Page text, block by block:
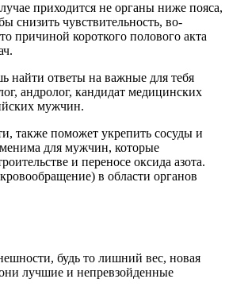
приходится не органы ниже пояса,
снизить чувствительность, во-
причиной короткого полового акта
найти ответы на важные для тебя
андролог, кандидат медицинских
мужчин.
также поможет укрепить сосуды и
для мужчин, которые
и переносе оксида азота.
в области органов
будь то лишний вес, новая
лучшие и непревзойденные